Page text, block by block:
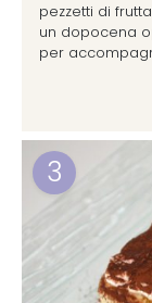
pezzetti di
un dopocena
per
3